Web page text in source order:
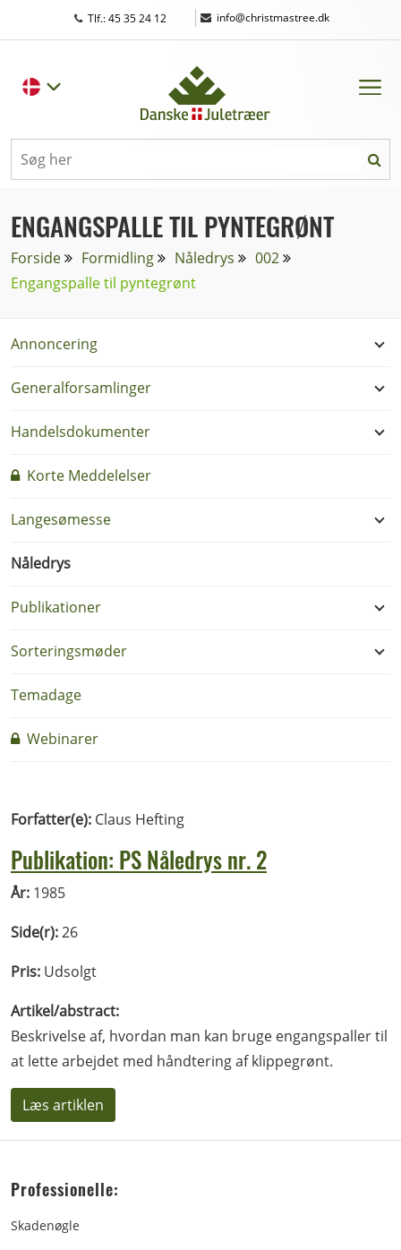
Tlf.: 45 35 24 12 | info@christmastree.dk
ENGANGSPALLE TIL PYNTEGRØNT
Forside Formidling Nåledrys
002
Engangspalle til pyntegrønt
Annoncering
Generalforsamlinger
Handelsdokumenter
Korte Meddelelser
Langesømesse
Nåledrys
Publikationer
Sorteringsmøder
Temadage
Webinarer
Forfatter(e): Claus Hefting
Publikation: PS Nåledrys nr. 2
År: 1985
Side(r):26
Pris: Udsolgt
Artikel/abstract:
Beskrivelse af, hvordan man kan bruge engangspaller til
at lette arbejdet med håndtering af klippegrønt.
Læs artiklen
Professionelle:
Skadenøgle